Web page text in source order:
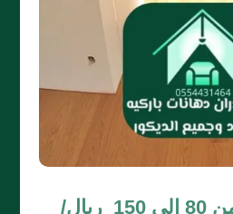
2.باركيه PVC : من 80 إلى 150 ريال/